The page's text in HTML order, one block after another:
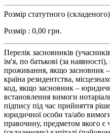
Розмір статутного
Розмір : 0,00 грн.
Перелік засновників
ім'я, по батькові (за
проживання, якщо засновник
країна резидентства,
код, якщо засновник –
встановлення вимоги
підпису під час прийняття
юридичної особи та/або
правочину, предметом якого є